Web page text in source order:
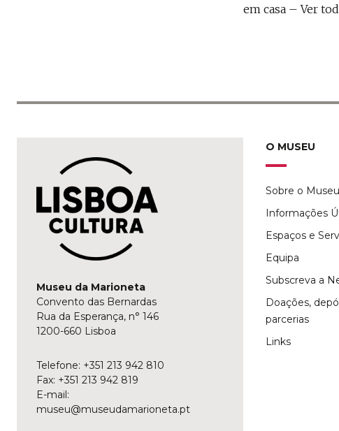
em casa – Ver
O MUSEU
Sobre o Museu
Informações
Espaços e
Equipa
Subscreva a
Doações,
parcerias
Links
Museu da Marioneta
Convento das Bernardas
Rua da Esperança, n° 146
1200-660 Lisboa
Telefone: +351 213 942 810
Fax: +351 213 942 819
E-mail:
museu@museudamarioneta.pt